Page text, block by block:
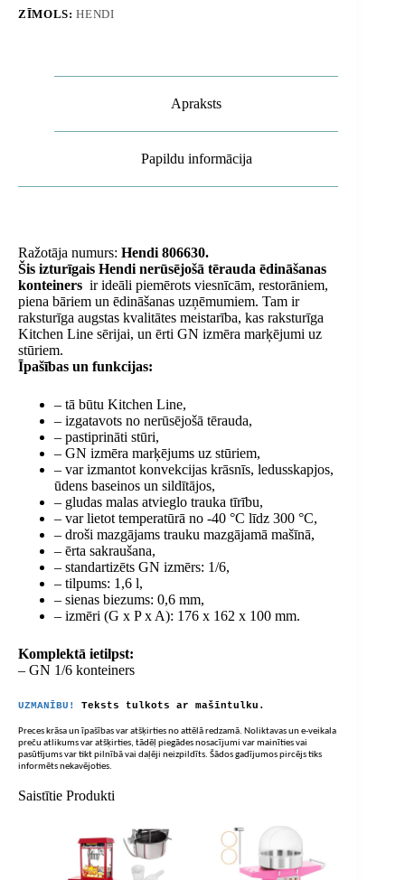
-ZĪMOLS:HENDI
Apraksts
Papildu informācija
Ražotāja numurs: Hendi 806630.
Šis izturīgais Hendi nerūsējošā tērauda ēdināšanas
konteiners ir ideāli piemērots viesnīcām, restorāniem,
piena bāriem un ēdināšanas uzņēmumiem. Tam ir
raksturīga augstas kvalitātes meistarība, kas raksturīga
Kitchen Line sērijai, un ērti GN izmēra marķējumi uz
stūriem.
Īpašības un funkcijas:
– tā būtu Kitchen Line,
– izgatavots no nerūsējošā tērauda,
– pastiprināti stūri,
– GN izmēra marķējums uz stūriem,
– var izmantot konvekcijas krāsnīs, ledusskapjos,
ūdens baseinos un sildītājos,
– gludas malas atvieglo trauka tīrību,
– var lietot temperatūrā no -40 °C līdz 300 °C,
– droši mazgājams trauku mazgājamā mašīnā,
– ērta sakraušana,
– standartizēts GN izmērs: 1/6,
– tilpums: 1,6 l,
– sienas biezums: 0,6 mm,
– izmēri (G x P x A): 176 x 162 x 100 mm.
Komplektā ietilpst:
– GN 1/6 konteiners
UZMANĪBU! Teksts tulkots ar mašīntulku.
Preces krāsa un īpašības var atšķirties no attēlā redzamā. Noliktavas un e-veikala
preču atlikums var atšķirties, tādēļ piegādes nosacījumi var mainīties vai
pasūtījums var tikt pilnībā vai daļēji neizpildīts. Šādos gadījumos pircējs tiks
informēts nekavējoties.
Saistītie Produkti